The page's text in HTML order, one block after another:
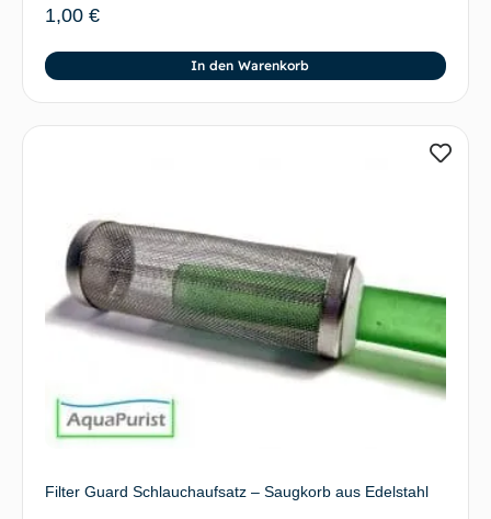
1,00 €
In den Warenkorb
Filter Guard Schlauchaufsatz – Saugkorb aus Edelstahl